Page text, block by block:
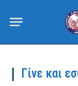
Γίνε και